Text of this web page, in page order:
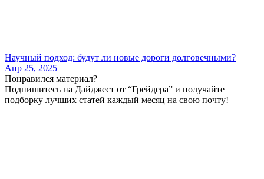
Научный подход: будут ли новые дороги долговечными?
Апр 25, 2025
Понравился материал?
Подпишитесь на Дайджест от “Грейдера” и получайте
подборку лучших статей каждый месяц на свою почту!